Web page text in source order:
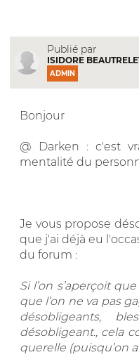
Publié par
ISIDORE
ADMIN
Bonjour
@ Darken : c'est
mentalité du
Je vous propose
que j'ai déjà eu
du forum :
Si l’on s’aperçoit
que l’on ne va pas
désobligeants,
désobligeant., cela
querelle (puisqu’on